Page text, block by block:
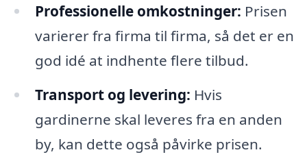
Professionelle omkostninger: Prisen
varierer fra firma til firma, så det er en
god idé at indhente flere tilbud.
Transport og levering: Hvis
gardinerne skal leveres fra en anden
by, kan dette også påvirke prisen.